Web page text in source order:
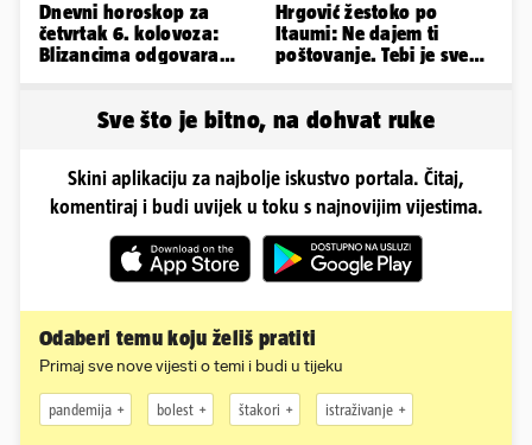
Dnevni horoskop za
četvrtak 6. kolovoza:
Blizancima odgovara
Hrgović žestoko po
Itaumi: Ne dajem ti
poštovanje. Tebi je sve
Sve što je bitno, na dohvat ruke
Skini aplikaciju za najbolje iskustvo portala. Čitaj,
komentiraj i budi uvijek u toku s najnovijim vijestima.
Odaberi temu koju želiš pratiti
Primaj sve nove vijesti o temi i budi u tijeku
pandemija bolest štakori istraživanje